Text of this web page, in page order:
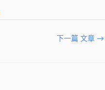
下一篇 文章 →